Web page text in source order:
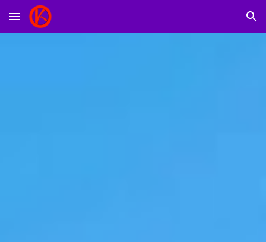
Skip to main content Skip to navigation